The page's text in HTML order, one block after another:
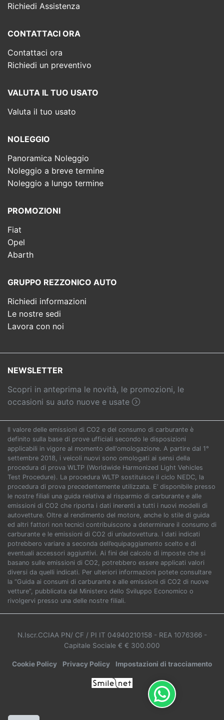
Richiedi Assistenza
CONTATTACI ORA
Contattaci ora
Richiedi un preventivo
VALUTA IL TUO USATO
Valuta il tuo usato
NOLEGGIO
Panoramica Noleggio
Noleggio a breve termine
Noleggio a lungo termine
PROMOZIONI
Fiat
Opel
Abarth
GRUPPO REZZONICO AUTO
Richiedi informazioni
Le nostre sedi
Lavora con noi
NEWSLETTER
Scopri in anteprima le novità, le promozioni, le
occasioni su auto nuove e usate
Il valore delle emissioni di CO2 e del consumo di carburante è
definito sulla base di prove ufficiali secondo le disposizioni
applicabili in vigore al momento dell'omologazione. A partire dal 1°
settembre 2018, i veicoli nuovi sono omologati ai sensi della
procedura di prova WLTP (Worldwide Harmonized Light Vehicles
Test Procedure). La procedura WLTP sostituisce il ciclo NEDC, la
procedura di prova precedentemente utilizzata. E’ disponibile presso
le nostre filiali una guida relativa al risparmio di carburante e alle
emissioni di CO2 che riporta i dati inerenti a tutti i nuovi modelli di
autovetture. Oltre al rendimento del motore, anche lo stile di guida
ed altri fattori non tecnici contribuiscono a determinare il consumo di
carburante e le emissioni di CO2 di un’autovettura. I dati indicati
potrebbero variare a seconda dell’equipaggiamento scelto e di
eventuali accessori aggiuntivi. Ai fini del calcolo di imposte che si
basano sulle emissioni di CO2, potrebbero essere applicati valori
diversi da quelli indicati. Per ulteriori informazioni potete consultare
la “Guida ai consumi di carburante e alle emissioni di CO2 di nuove
vetture”, pubblicata dal Ministero dello Sviluppo Economico o
rivolgervi presso una delle nostre filiali.
N.Iscr.CCIAA PN/ CF / PI IT 04940210158 - REA 1076366 -
Capitale Sociale € € 300.000
Cookie Policy Privacy Policy Impostazioni di tracciamento